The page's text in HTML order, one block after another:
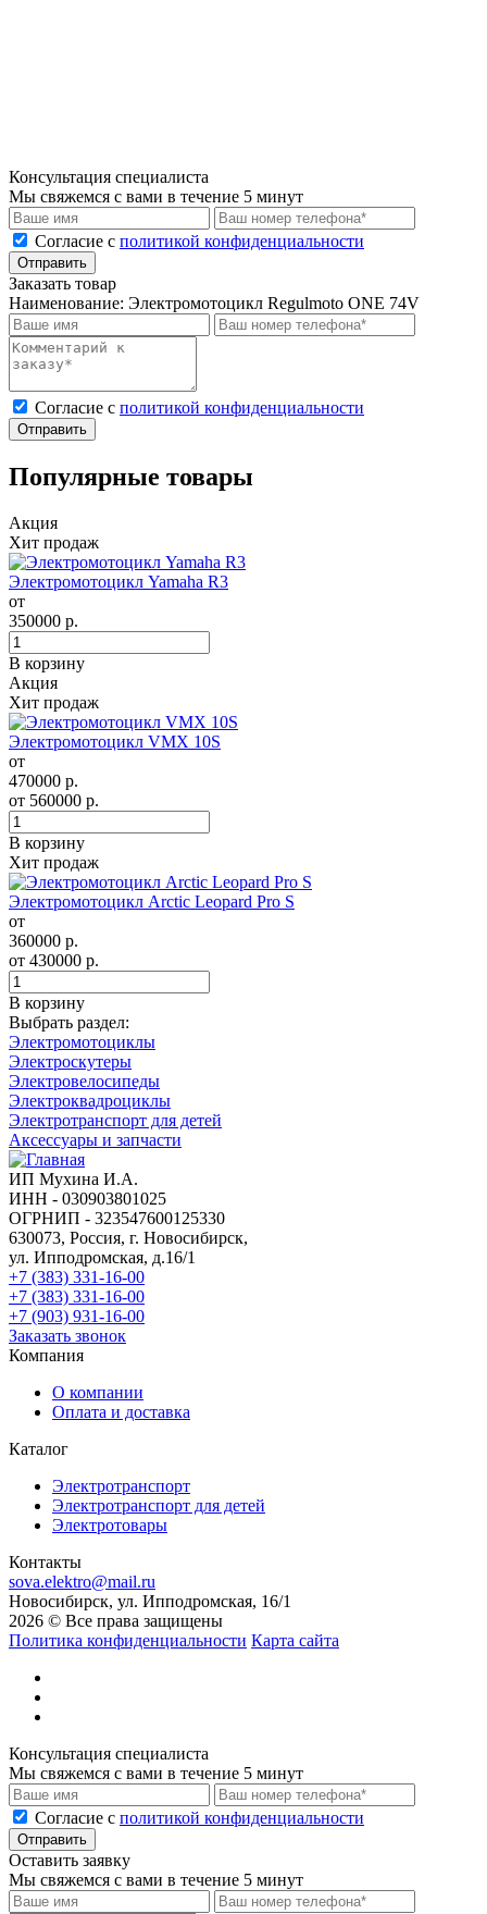
Консультация специалиста
Мы свяжемся с вами в течение 5 минут
Cогласие с политикой конфиденциальности
Отправить
Заказать товар
Наименование: Электромотоцикл Regulmoto ONE 74V
Cогласие с политикой конфиденциальности
Отправить
Популярные товары
Акция
Хит продаж
Электромотоцикл Yamaha R3
от
350000 р.
В корзину
Акция
Хит продаж
Электромотоцикл VMX 10S
от
470000 р.
от 560000 р.
В корзину
Хит продаж
Электромотоцикл Arctic Leopard Pro S
от
360000 р.
от 430000 р.
В корзину
Выбрать раздел:
Электромотоциклы
Электроскутеры
Электровелосипеды
Электроквадроциклы
Электротранспорт для детей
Аксессуары и запчасти
ИП Мухина И.А.
ИНН - 030903801025
ОГРНИП - 323547600125330
630073, Россия, г. Новосибирск,
ул. Ипподромская, д.16/1
+7 (383) 331-16-00
+7 (383) 331-16-00
+7 (903) 931-16-00
Заказать звонок
Компания
О компании
Оплата и доставка
Каталог
Электротранспорт
Электротранспорт для детей
Электротовары
Контакты
sova.elektro@mail.ru
Новосибирск, ул. Ипподромская, 16/1
2026 © Все права защищены
Политика конфиденциальности Карта сайта
Консультация специалиста
Мы свяжемся с вами в течение 5 минут
Cогласие с политикой конфиденциальности
Отправить
Оставить заявку
Мы свяжемся с вами в течение 5 минут